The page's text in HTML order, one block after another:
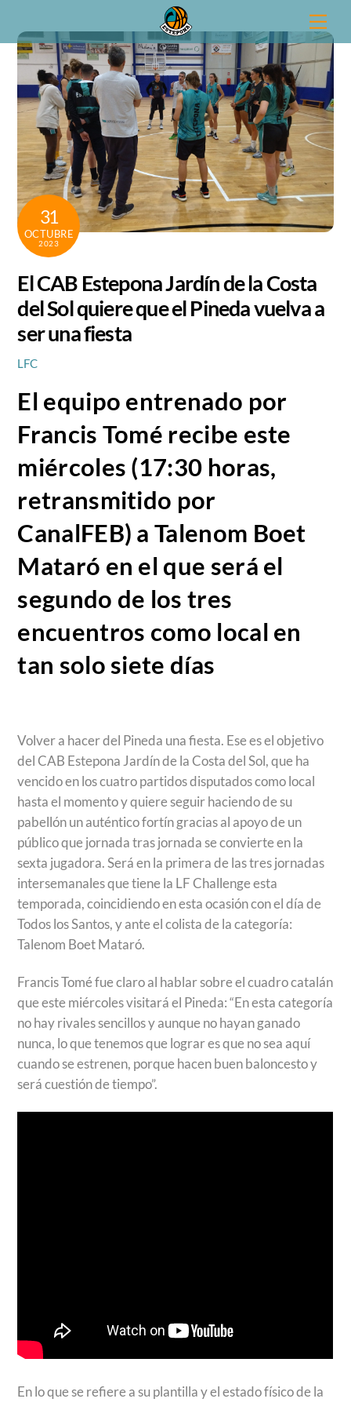
content
31
OCTUBRE
2023
El CAB Estepona Jardín de la Costa
del Sol quiere que el Pineda vuelva a
ser una fiesta
LFC
El equipo entrenado por
Francis Tomé recibe este
miércoles (17:30 horas,
retransmitido por
CanalFEB) a Talenom Boet
Mataró en el que será el
segundo de los tres
encuentros como local en
tan solo siete días
Volver a hacer del Pineda una fiesta. Ese es el objetivo
del CAB Estepona Jardín de la Costa del Sol, que ha
vencido en los cuatro partidos disputados como local
hasta el momento y quiere seguir haciendo de su
pabellón un auténtico fortín gracias al apoyo de un
público que jornada tras jornada se convierte en la
sexta jugadora. Será en la primera de las tres jornadas
intersemanales que tiene la LF Challenge esta
temporada, coincidiendo en esta ocasión con el día de
Todos los Santos, y ante el colista de la categoría:
Talenom Boet Mataró.
Francis Tomé fue claro al hablar sobre el cuadro catalán
que este miércoles visitará el Pineda: “En esta categoría
no hay rivales sencillos y aunque no hayan ganado
nunca, lo que tenemos que lograr es que no sea aquí
cuando se estrenen, porque hacen buen baloncesto y
será cuestión de tiempo”.
En lo que se refiere a su plantilla y el estado físico de la